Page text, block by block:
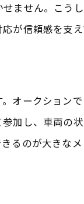
え体験
フ
ク事項
ェック項目
意点
イント
ません。こう
が信頼感を支え
オークション
加し、車両の
るのが大きなメ